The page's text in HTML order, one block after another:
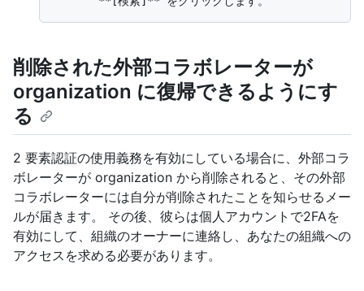
削除された外部コラボレーターが
organization に復帰できるようにす
る
2 要素認証の使用義務を有効にしている場合に、外部コラ
ボレーターが organization から削除されると、その外部
コラボレーターには自分が削除されたことを知らせるメー
ルが届きます。 その後、彼らは個人アカウントで2FAを
有効にして、組織のオーナーに連絡し、あなたの組織への
アクセスを求める必要があります。